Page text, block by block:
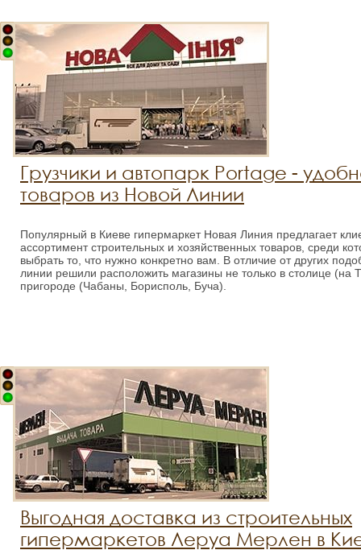
Грузчики и автопарк Portage -
товаров из Новой Линии
Популярный в Киеве гипермаркет Новая Линия предлагает
ассортимент строительных и хозяйственных товаров, среди
выбрать то, что нужно конкретно вам. В отличие от других
линии решили расположить магазины не только в столице (на
пригороде (Чабаны, Борисполь, Буча).
Выгодная доставка из строительных
гипермаркетов Леруа Мерлен в